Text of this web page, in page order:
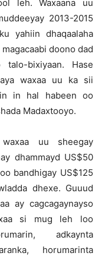
leh. Waxaana uu
2013-2015
yahiin dhaqaalaha
doono dad
bixiyaan. Hase
waxaa uu ka sii
in hal habeen oo
Madaxtooyo.
waxaa uu sheegay
dhammayd US$50
bandhigay US$125
dhexe. Guuud
ay cagcagaynayso
si mug leh loo
adkaynta
horumarinta